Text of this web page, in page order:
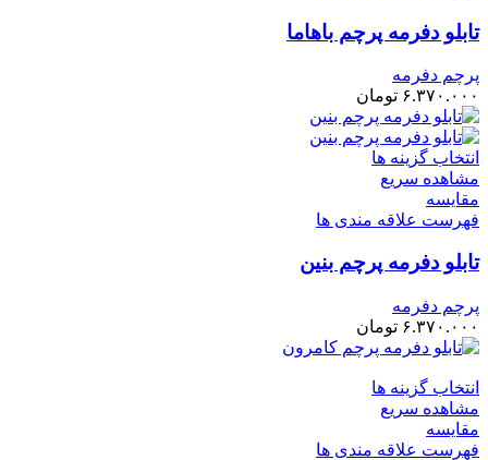
تابلو دفرمه پرچم باهاما
پرچم دفرمه
۶.۳۷۰.۰۰۰ تومان
انتخاب گزینه ها
مشاهده سریع
مقایسه
فهرست علاقه مندی ها
تابلو دفرمه پرچم بنین
پرچم دفرمه
۶.۳۷۰.۰۰۰ تومان
انتخاب گزینه ها
مشاهده سریع
مقایسه
فهرست علاقه مندی ها